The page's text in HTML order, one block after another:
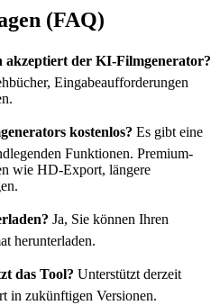
(FAQ)
akzeptiert der KI-Filmgenerator?
Eingabeaufforderungen
kostenlos? Es gibt eine
Funktionen. Premium-
wie HD-Export, längere
Ja, Sie können Ihren
herunterladen.
das Tool? Unterstützt derzeit
in zukünftigen Versionen.